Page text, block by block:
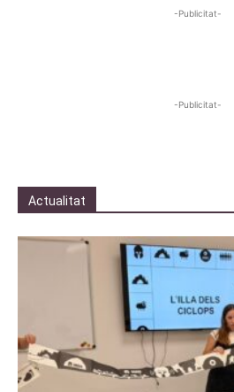
-Publicitat-
-Publicitat-
Actualitat